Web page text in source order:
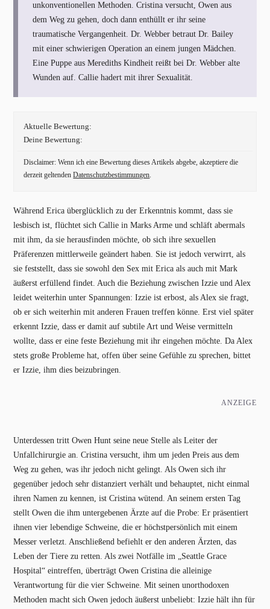
unkonventionellen Methoden. Cristina versucht, Owen aus
dem Weg zu gehen, doch dann enthüllt er ihr seine
traumatische Vergangenheit. Dr. Webber betraut Dr. Bailey
mit einer schwierigen Operation an einem jungen Mädchen.
Eine Puppe aus Merediths Kindheit reißt bei Dr. Webber alte
Wunden auf. Callie hadert mit ihrer Sexualität.
Aktuelle Bewertung:
Deine Bewertung:
Disclaimer: Wenn ich eine Bewertung dieses Artikels abgebe, akzeptiere die
derzeit geltendenDatenschutzbestimmungen.
Während Erica überglücklich zu der Erkenntnis kommt, dass sie
lesbisch ist, flüchtet sich Callie in Marks Arme und schläft abermals
mit ihm, da sie herausfinden möchte, ob sich ihre sexuellen
Präferenzen mittlerweile geändert haben. Sie ist jedoch verwirrt, als
sie feststellt, dass sie sowohl den Sex mit Erica als auch mit Mark
äußerst erfüllend findet. Auch die Beziehung zwischen Izzie und Alex
leidet weiterhin unter Spannungen: Izzie ist erbost, als Alex sie fragt,
ob er sich weiterhin mit anderen Frauen treffen könne. Erst viel später
erkennt Izzie, dass er damit auf subtile Art und Weise vermitteln
wollte, dass er eine feste Beziehung mit ihr eingehen möchte. Da Alex
stets große Probleme hat, offen über seine Gefühle zu sprechen, bittet
er Izzie, ihm dies beizubringen.
ANZEIGE
Unterdessen tritt Owen Hunt seine neue Stelle als Leiter der
Unfallchirurgie an. Cristina versucht, ihm um jeden Preis aus dem
Weg zu gehen, was ihr jedoch nicht gelingt. Als Owen sich ihr
gegenüber jedoch sehr distanziert verhält und behauptet, nicht einmal
ihren Namen zu kennen, ist Cristina wütend. An seinem ersten Tag
stellt Owen die ihm untergebenen Ärzte auf die Probe: Er präsentiert
ihnen vier lebendige Schweine, die er höchstpersönlich mit einem
Messer verletzt. Anschließend befiehlt er den anderen Ärzten, das
Leben der Tiere zu retten. Als zwei Notfälle im „Seattle Grace
Hospital“ eintreffen, überträgt Owen Cristina die alleinige
Verantwortung für die vier Schweine. Mit seinen unorthodoxen
Methoden macht sich Owen jedoch äußerst unbeliebt: Izzie hält ihn für